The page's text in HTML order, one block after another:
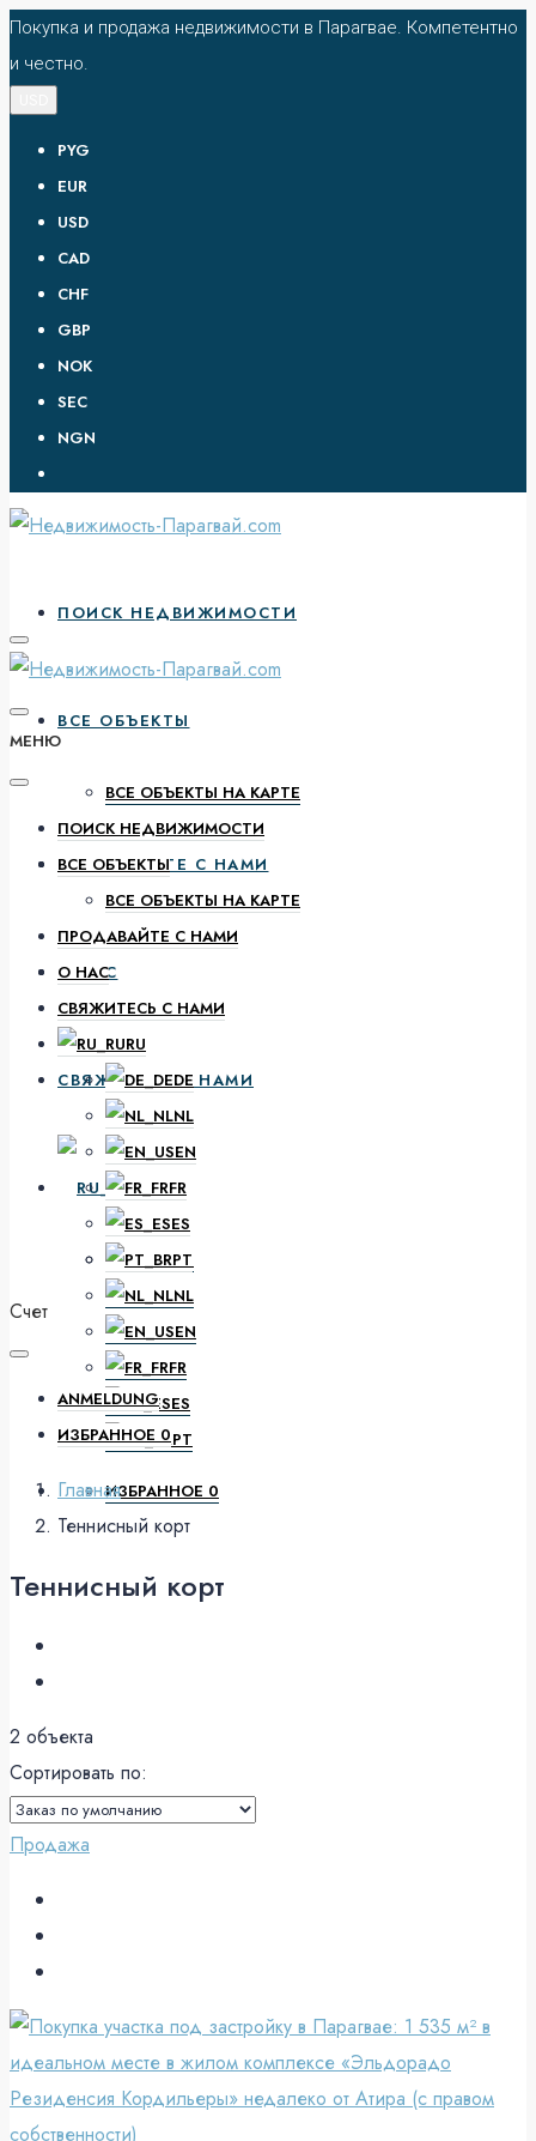
Покупка и продажа недвижимости в Парагвае. Компетентно
и честно.
PYG
EUR
USD
CAD
CHF
GBP
NOK
SEC
NGN
ПОИСК НЕДВИЖИМОСТИ
ВСЕ ОБЪЕКТЫ
ВСЕ ОБЪЕКТЫ НА КАРТЕ
ПРОДАВАЙТЕ С НАМИ
О НАС
СВЯЖИТЕСЬ С НАМИ
RU
DE
NL
EN
FR
ES
PT
ИЗБРАННОЕ 0
МЕНЮ
ПОИСК НЕДВИЖИМОСТИ
ВСЕ ОБЪЕКТЫ
ВСЕ ОБЪЕКТЫ НА КАРТЕ
ПРОДАВАЙТЕ С НАМИ
О НАС
СВЯЖИТЕСЬ С НАМИ
RU
DE
NL
EN
FR
ES
PT
Счет
ANMELDUNG
ИЗБРАННОЕ 0
Главная
Теннисный корт
Теннисный корт
2 объекта
Сортировать по:
Продажа